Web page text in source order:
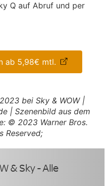
Q auf Abruf und per
ab 5,98€ mtl.
bei Sky & WOW |
| Szenenbild aus dem
© 2023 Warner Bros.
Reserved;
& Sky - Alle